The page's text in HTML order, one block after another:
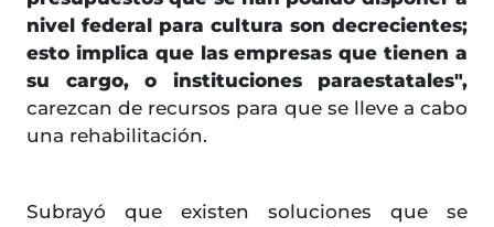
nivel federal para cultura son decrecientes;
esto implica que las empresas que tienen a
su cargo, o instituciones paraestatales",
carezcan de recursos para que se lleve a cabo
una rehabilitación.
Subrayó que existen soluciones que se